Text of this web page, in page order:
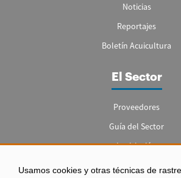
Usamos cookies y otras técnicas de
Noticias
Reportajes
Boletín Acuicultura
El Sector
Proveedores
Guía del Sector
Legislación
Empleo